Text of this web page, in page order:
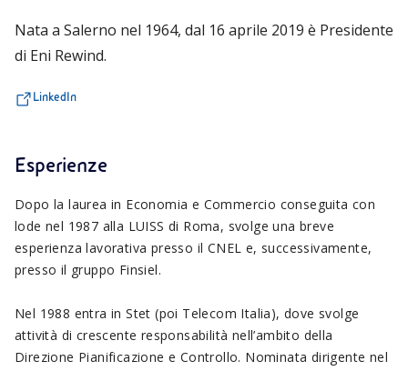
Nata a Salerno nel 1964, dal 16 aprile 2019 è Presidente
di Eni Rewind.
LinkedIn
Esperienze
Dopo la laurea in Economia e Commercio conseguita con
lode nel 1987 alla LUISS di Roma, svolge una breve
esperienza lavorativa presso il CNEL e, successivamente,
presso il gruppo Finsiel.
Nel 1988 entra in Stet (poi Telecom Italia), dove svolge
attività di crescente responsabilità nell’ambito della
Direzione Pianificazione e Controllo. Nominata dirigente nel